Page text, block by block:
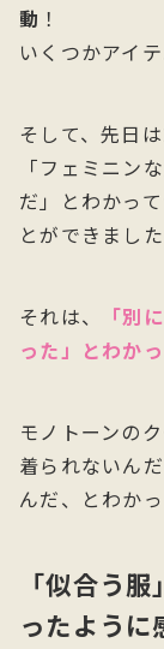
動 ！
いくつかアイ
そして、先日
「フェミニン
だ」とわかっ
とができました
それは、
「別
った」とわか
モノトーンの
着られないん
んだ、とわか
「似合う
ったように